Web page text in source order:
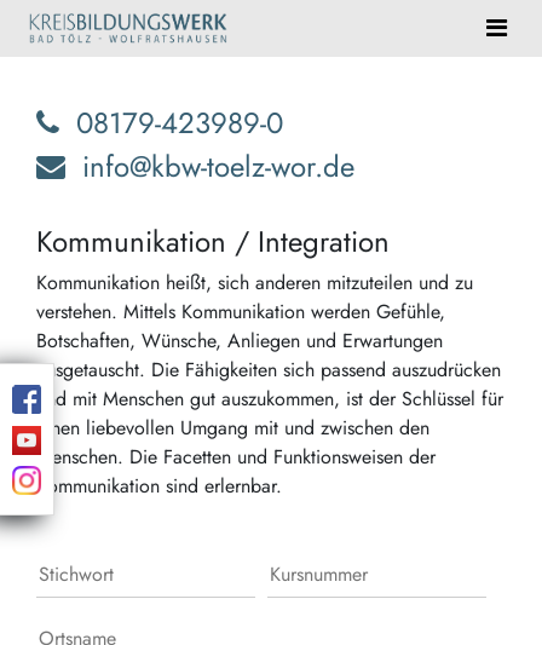
08179-423989-0
info@kbw-toelz-wor.de
Kommunikation / Integration
Kommunikation heißt, sich anderen mitzuteilen und zu
verstehen. Mittels Kommunikation werden Gefühle,
Botschaften, Wünsche, Anliegen und Erwartungen
ausgetauscht. Die Fähigkeiten sich passend auszudrücken
und mit Menschen gut auszukommen, ist der Schlüssel für
einen liebevollen Umgang mit und zwischen den
Menschen. Die Facetten und Funktionsweisen der
Kommunikation sind erlernbar.